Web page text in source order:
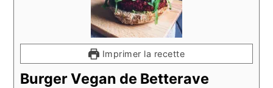
Imprimer la recette
Burger Vegan de Betterave